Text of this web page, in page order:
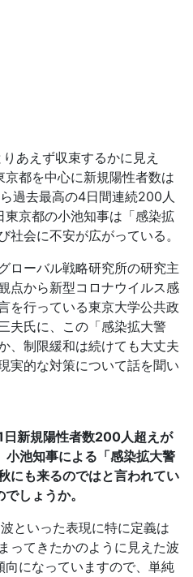
あえず収束するかに見え
都を中心に新規陽性者数は
過去最高の4日間連続200人
京都の小池知事は「感染拡
社会に不安が広がっている。
ローバル戦略研究所の研究主
点から新型コロナウイルス感
を行っている東京大学公共政
氏に、この「感染拡大警
、制限緩和は続けても大丈夫
実的な対策について話を聞い
新規陽性者数200人超えが
池知事による「感染拡大警
にも来るのではと言われてい
しょうか。
といった表現に特に定義は
ってきたかのように見えた波
になっていますので、単純